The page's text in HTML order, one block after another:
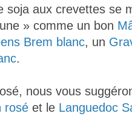
soja aux crevettes se
» comme un bon
Brem blanc, un
.
nous vous
rosé et le Languedoc